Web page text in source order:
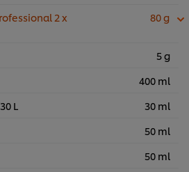
2 x
80 g
5 g
400 ml
L
30 ml
50 ml
50 ml